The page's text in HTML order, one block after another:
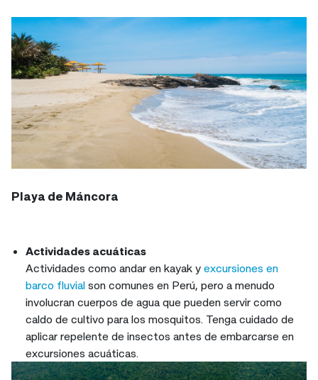
Playa de Máncora
Actividades acuáticas
Actividades como andar en kayak y excursiones en
barco fluvial son comunes en Perú, pero a menudo
involucran cuerpos de agua que pueden servir como
caldo de cultivo para los mosquitos. Tenga cuidado de
aplicar repelente de insectos antes de embarcarse en
excursiones acuáticas.